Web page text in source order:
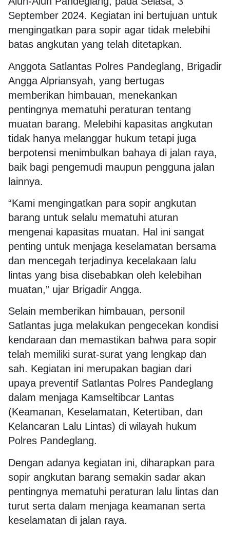
September 2024. Kegiatan ini bertujuan untuk
mengingatkan para sopir agar tidak melebihi
batas angkutan yang telah ditetapkan.
Anggota Satlantas Polres Pandeglang, Brigadir
Angga Alpriansyah, yang bertugas
memberikan himbauan, menekankan
pentingnya mematuhi peraturan tentang
muatan barang. Melebihi kapasitas angkutan
tidak hanya melanggar hukum tetapi juga
berpotensi menimbulkan bahaya di jalan raya,
baik bagi pengemudi maupun pengguna jalan
lainnya.
“Kami mengingatkan para sopir angkutan
barang untuk selalu mematuhi aturan
mengenai kapasitas muatan. Hal ini sangat
penting untuk menjaga keselamatan bersama
dan mencegah terjadinya kecelakaan lalu
lintas yang bisa disebabkan oleh kelebihan
muatan,” ujar Brigadir Angga.
Selain memberikan himbauan, personil
Satlantas juga melakukan pengecekan kondisi
kendaraan dan memastikan bahwa para sopir
telah memiliki surat-surat yang lengkap dan
sah. Kegiatan ini merupakan bagian dari
upaya preventif Satlantas Polres Pandeglang
dalam menjaga Kamseltibcar Lantas
(Keamanan, Keselamatan, Ketertiban, dan
Kelancaran Lalu Lintas) di wilayah hukum
Polres Pandeglang.
Dengan adanya kegiatan ini, diharapkan para
sopir angkutan barang semakin sadar akan
pentingnya mematuhi peraturan lalu lintas dan
turut serta dalam menjaga keamanan serta
keselamatan di jalan raya.